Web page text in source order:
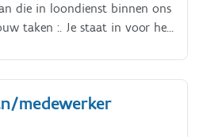
die in loondienst binnen ons
taken :. Je staat in voor het
medewerker